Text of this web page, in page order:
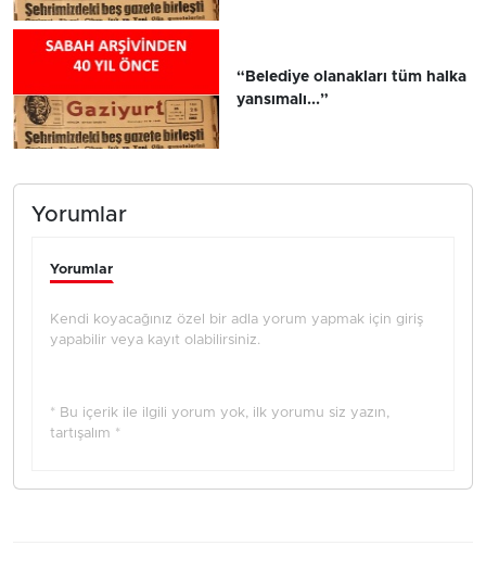
“Belediye olanakları tüm halka
yansımalı...”
Yorumlar
Yorumlar
Kendi koyacağınız özel bir adla yorum yapmak için giriş
yapabilir veya kayıt olabilirsiniz.
* Bu içerik ile ilgili yorum yok, ilk yorumu siz yazın,
tartışalım *